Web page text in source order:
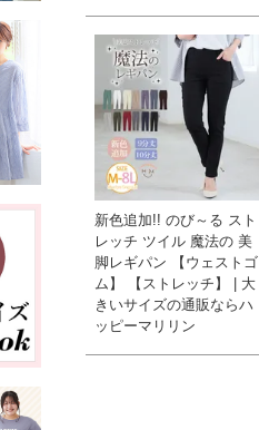
新色追加!! のび～る スト
レッチ ツイル 魔法の 美
脚レギパン 【ウェストゴ
ム】 【ストレッチ】 | 大
きいサイズの通販ならハ
ッピーマリリン